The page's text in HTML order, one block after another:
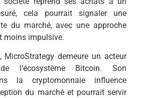
cela pourrait signaler une
du marché, avec une approche
moins impulsive.
MicroStrategy demeure un acteur
l’écosystème Bitcoin. Son
la cryptomonnaie influence
du marché et pourrait servir